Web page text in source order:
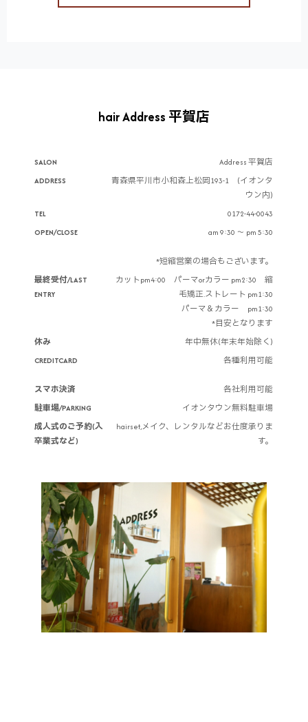
hair Address 平賀店
SALON
Address 平賀店
ADDRESS
青森県平川市小和森上松岡193-1 (イオンタ
ウン内)
TEL
0172-44-0043
OPEN/CLOSE
am 9:30 ～ pm 5:30
*短縮営業の場合もございます。
最終受付/LAST
ENTRY
カットpm4:00 パーマorカラー pm2:30 縮
毛矯正.ストレート pm1:30
パーマ＆カラー pm1:30
*目安となります
休み
年中無休(年末年始除く)
CREDITCARD
スマホ決済
各種利用可能
各社利用可能
駐車場/PARKING
イオンタウン無料駐車場
成人式のご予約(入
卒業式など)
hairset,メイク、レンタルなどお仕度承りま
す。